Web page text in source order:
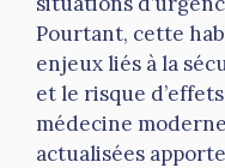
Pourtant, cette
enjeux liés à la
et le risque
médecine
actualisées